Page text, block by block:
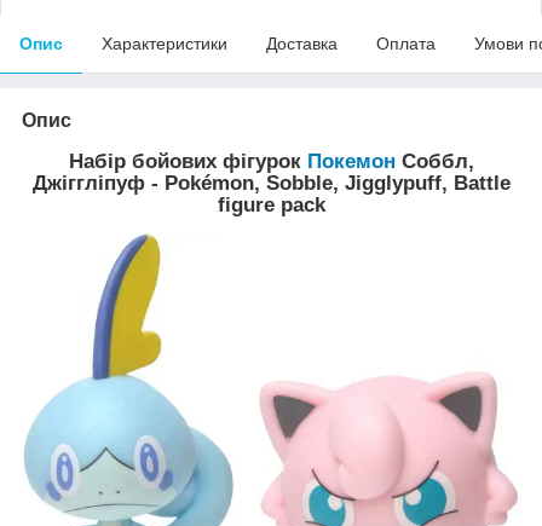
Опис Характеристики Доставка Оплата Умови
Опис
Набір бойових фігурок Покемон Соббл,
Джіггліпуф - Pokémon, Sobble, Jigglypuff, Battle
figure pack